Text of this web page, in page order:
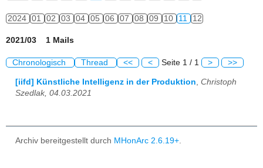
2024 01 02 03 04 05 06 07 08 09 10 11 12
2021/03 1 Mails
Chronologisch Thread << < Seite 1 / 1 > >>
[iifd] Künstliche Intelligenz in der Produktion Christoph
Szedlak, 04.03.2021
Archiv bereitgestellt durch MHonArc 2.6.19+.